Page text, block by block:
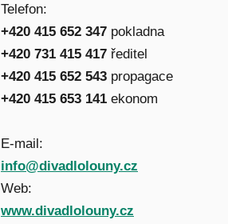
Telefon:
+420 415 652 347 pokladna
+420 731 415 417 ředitel
+420 415 652 543 propagace
+420 415 653 141 ekonom
E-mail:
info@divadlolouny.cz
Web:
www.divadlolouny.cz